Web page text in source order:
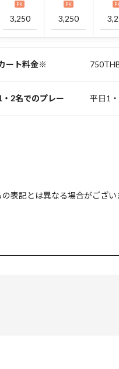
PK
3,250
PK
3,250
ート料金※
・2名でのプレー 平日1
表記とは異なる場合がござい